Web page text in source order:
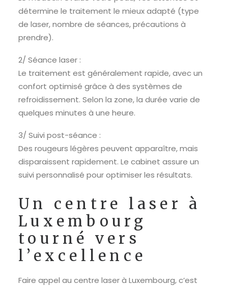
détermine le traitement le mieux adapté (type
de laser, nombre de séances, précautions à
prendre).
2/ Séance laser :
Le traitement est généralement rapide, avec un
confort optimisé grâce à des systèmes de
refroidissement. Selon la zone, la durée varie de
quelques minutes à une heure.
3/ Suivi post-séance :
Des rougeurs légères peuvent apparaître, mais
disparaissent rapidement. Le cabinet assure un
suivi personnalisé pour optimiser les résultats.
Un centre laser à
Luxembourg
tourné vers
l’excellence
Faire appel au centre laser à Luxembourg, c’est